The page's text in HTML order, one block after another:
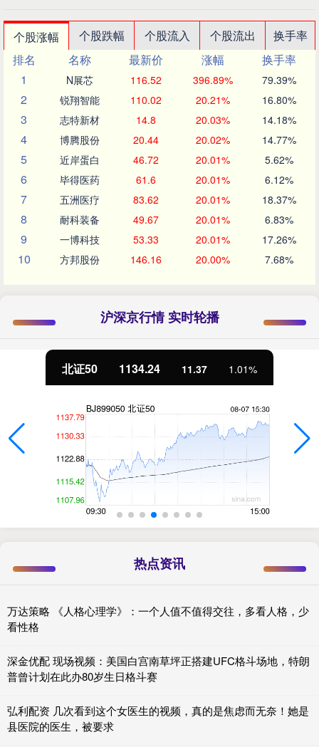
个股涨幅 个股跌幅 个股流入 个股流出
换手率
排名
名称 最新价 涨幅
换手率
1
N展芯 116.52 396.89% 79.39%
2 锐翔智能 110.02 20.21% 16.80%
3 志特新材 14.8 20.03% 14.18%
4 博腾股份 20.44 20.02% 14.77%
5 近岸蛋白 46.72 20.01% 5.62%
6 毕得医药 61.6 20.01% 6.12%
7 五洲医疗 83.62 20.01% 18.37%
8 耐科装备 49.67 20.01% 6.83%
9 一博科技 53.33 20.01% 17.26%
10 方邦股份 146.16 20.00% 7.68%
沪深京行情 实时轮播
北证50 1134.24 11.37 1.01%
热点资讯
万达策略 《人格心理学》：一个人值不值得交往，多看人格，少
看性格
深金优配 现场视频：美国白宫南草坪正搭建UFC格斗场地，特朗
普曾计划在此办80岁生日格斗赛
弘利配资 几次看到这个女医生的视频，真的是焦虑而无奈！她是
县医院的医生，被要求